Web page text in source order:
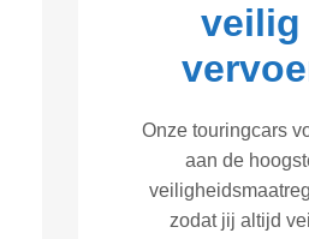
veilig
Onze touringcars
aan de
zodat jij altijd